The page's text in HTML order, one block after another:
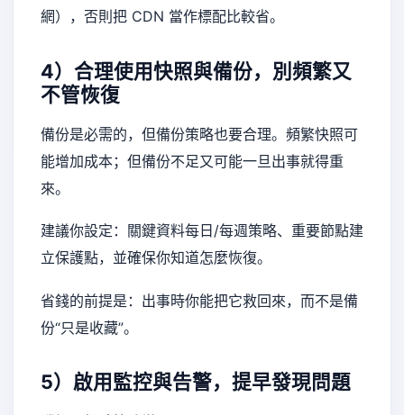
網），否則把 CDN 當作標配比較省。
4）合理使用快照與備份，別頻繁又
不管恢復
備份是必需的，但備份策略也要合理。頻繁快照可
能增加成本；但備份不足又可能一旦出事就得重
來。
建議你設定：關鍵資料每日/每週策略、重要節點建
立保護點，並確保你知道怎麼恢復。
省錢的前提是：出事時你能把它救回來，而不是備
份“只是收藏”。
5）啟用監控與告警，提早發現問題